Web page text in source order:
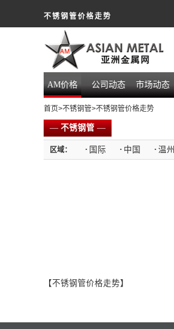
不锈钢管价格走势
AM价格 公司动态 市场动态
首页>不锈钢管>不锈钢管价格走势
—不锈钢管—
区域： · 国际 · 中国 · 温州
【不锈钢管价格走势】